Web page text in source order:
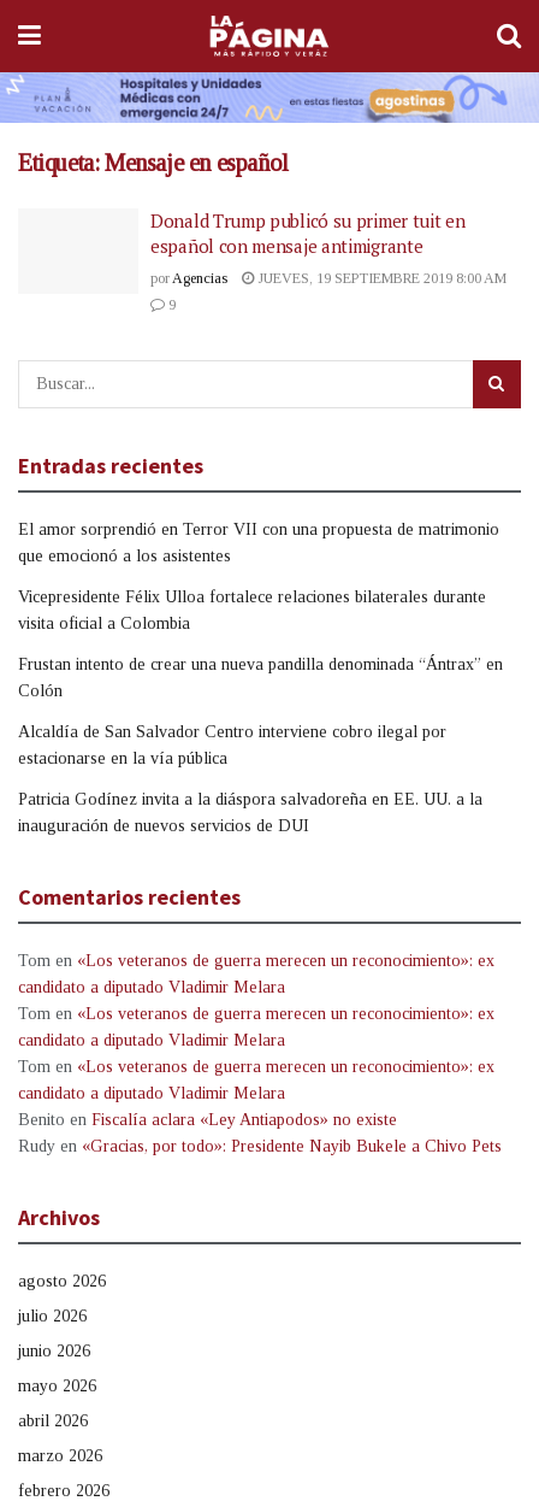
Etiqueta:Mensaje en español
Donald Trump publicó su primer tuit en
español con mensaje antimigrante
por Agencias
JUEVES, 19 SEPTIEMBRE 2019 8:00 AM
9
Entradas recientes
El amor sorprendió en Terror VII con una propuesta de matrimonio
que emocionó a los asistentes
Vicepresidente Félix Ulloa fortalece relaciones bilaterales durante
visita oficial a Colombia
Frustan intento de crear una nueva pandilla denominada “Ántrax” en
Colón
Alcaldía de San Salvador Centro interviene cobro ilegal por
estacionarse en la vía pública
Patricia Godínez invita a la diáspora salvadoreña en EE. UU. a la
inauguración de nuevos servicios de DUI
Comentarios recientes
Tom en «Los veteranos de guerra merecen un reconocimiento»: ex
candidato a diputado Vladimir Melara
Tom en «Los veteranos de guerra merecen un reconocimiento»: ex
candidato a diputado Vladimir Melara
Tom en «Los veteranos de guerra merecen un reconocimiento»: ex
candidato a diputado Vladimir Melara
Benito en Fiscalía aclara «Ley Antiapodos» no existe
Rudy en «Gracias, por todo»: Presidente Nayib Bukele a Chivo Pets
Archivos
agosto 2026
julio 2026
junio 2026
mayo 2026
abril 2026
marzo 2026
febrero 2026